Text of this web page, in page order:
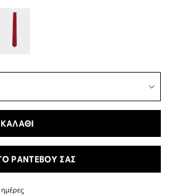
ΚΑΛΑΘΙ
ΡΑΝΤΕΒΟΥ ΣΑΣ